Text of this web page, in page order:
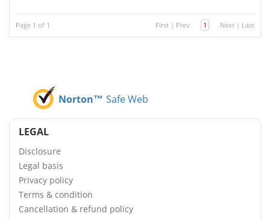
Page 1 of 1 First | Prev 1 Next | Last
Norton™ Safe Web
LEGAL
Disclosure
Legal basis
Privacy policy
Terms & condition
Cancellation & refund policy